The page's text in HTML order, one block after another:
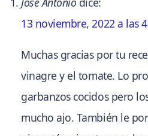
13 noviembre, 2022 a las
Muchas gracias por tu
vinagre y el tomate. Lo
garbanzos cocidos pero
mucho ajo. También le